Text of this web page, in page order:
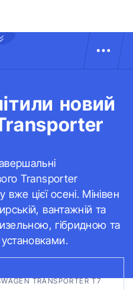
новий
Transporter
цієї осені. Мінівен
вантажній та
гібридною та
TRANSPORTER T7